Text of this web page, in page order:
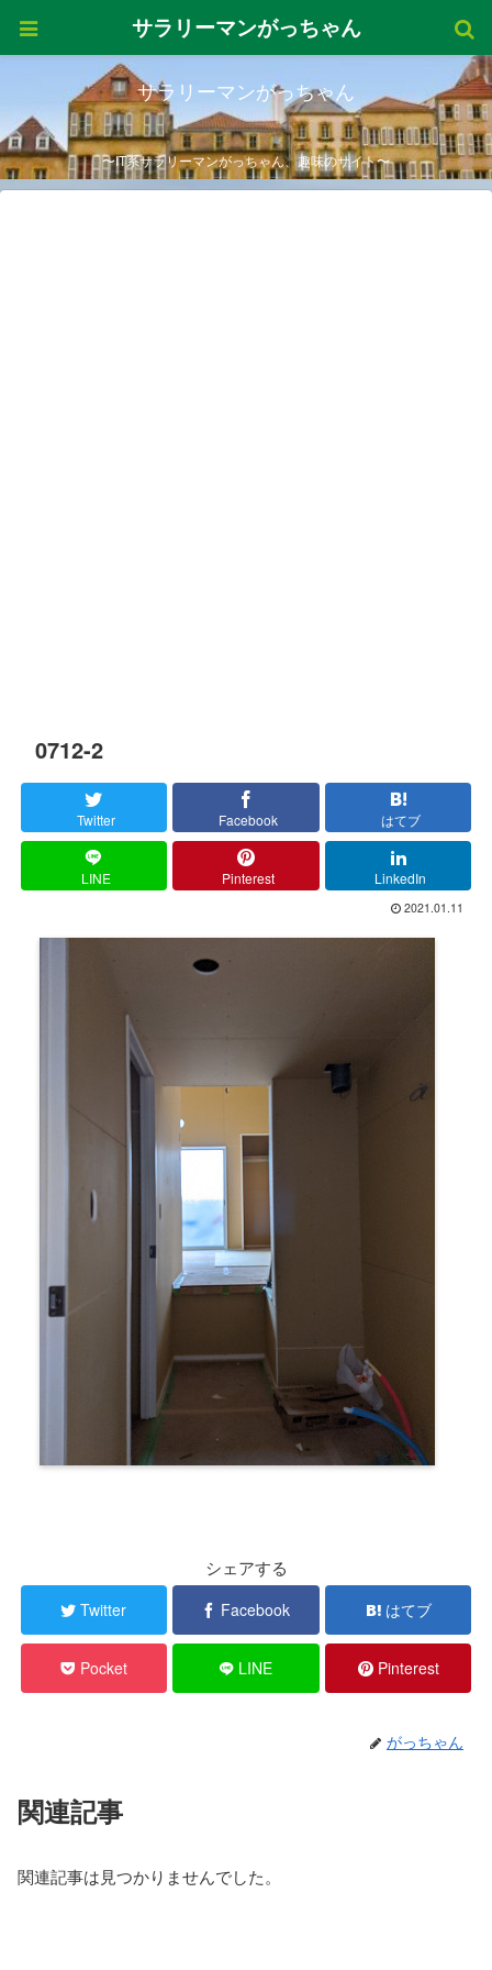
サラリーマンがっちゃん
〜IT系サラリーマンがっちゃん、趣味のサイト〜
0712-2
Twitter Facebook はてブ
LINE Pinterest LinkedIn
2021.01.11
シェアする
Twitter Facebook はてブ
Pocket LINE Pinterest
がっちゃん
関連記事
関連記事は見つかりませんでした。
サラリーマンがっちゃん